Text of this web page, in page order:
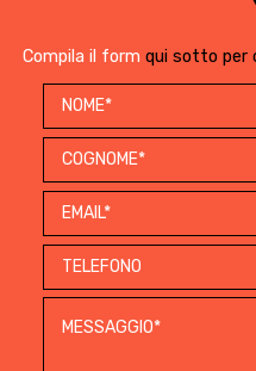
Compila il form qui sotto per